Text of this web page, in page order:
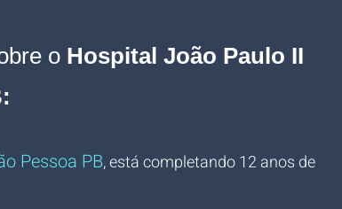
o Hospital João Paulo II
Pessoa PB, está completando 12 anos de